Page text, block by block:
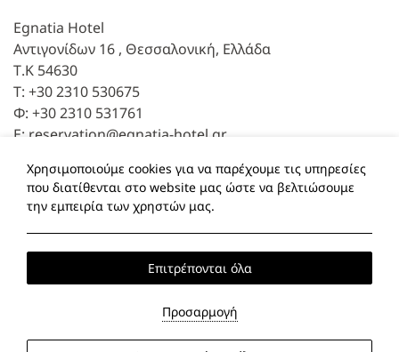
Egnatia Hotel
Αντιγονίδων 16 , Θεσσαλονική, Ελλάδα
Τ.Κ 54630
Τ: +30 2310 530675
Φ: +30 2310 531761
E: reservation@egnatia-hotel.gr
Ακολουθήστε μας
FacebookTripAdvisor
Τοπική ώρα
Powered by: About Hotelier
Χρησιμοποιούμε cookies για να παρέχουμε τις υπηρεσίες
που διατίθενται στο website μας ώστε να βελτιώσουμε
την εμπειρία των χρηστών μας.
Επιτρέπονται όλα
Προσαρμογή